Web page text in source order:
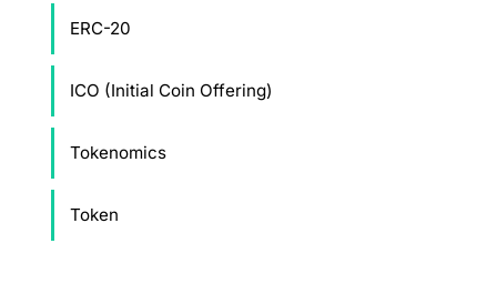
ERC-20
ICO (Initial Coin Offering)
Tokenomics
Token